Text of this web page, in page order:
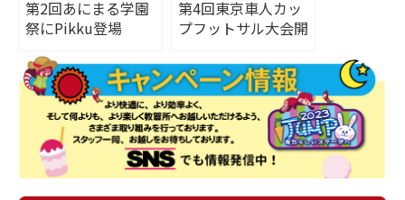
第2回あにまる学園
祭にPikku登場
第4回東京車人カッ
プフットサル大会開